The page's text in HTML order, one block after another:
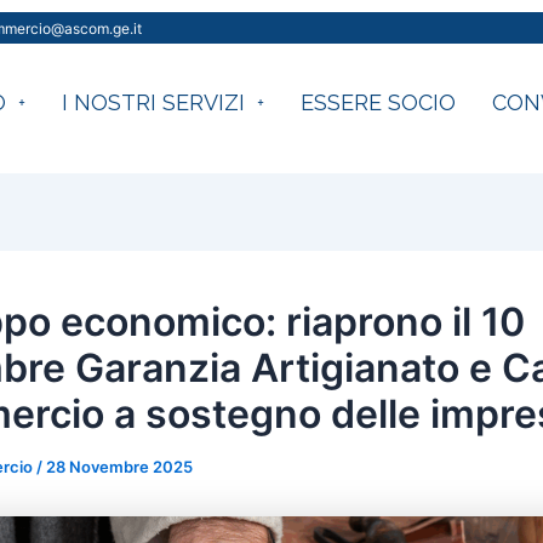
I NOSTRI SERVIZI ESSERE SOCIO
economico: riaprono il 10
Garanzia Artigianato e
a sostegno delle
/ 28 Novembre 2025